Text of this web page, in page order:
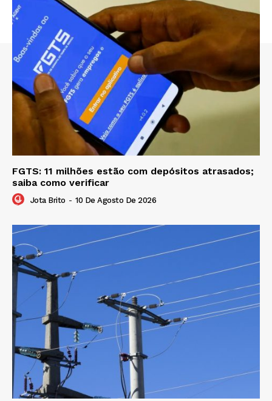
FGTS: 11 milhões estão com depósitos atrasados;
saiba como verificar
Jota Brito - 10 De Agosto De 2026